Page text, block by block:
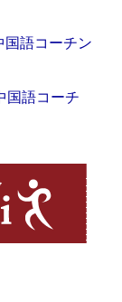
国語コーチン
国語コーチ